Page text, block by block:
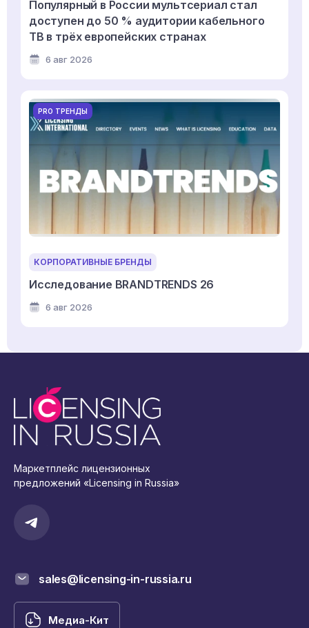
Популярный в России мультсериал стал
доступен до 50 % аудитории кабельного
ТВ в трёх европейских странах
6 авг 2026
PRO ТРЕНДЫ
КОРПОРАТИВНЫЕ БРЕНДЫ
Исследование BRANDTRENDS 26
6 авг 2026
Маркетплейс лицензионных
предложений «Licensing in Russia»
sales@licensing-in-russia.ru
Медиа-Кит